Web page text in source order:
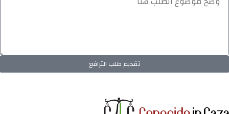
تقديم طلب الترافع